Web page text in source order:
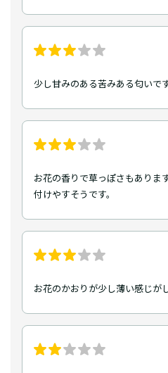
少し甘みのある苦みある匂いです
お花の香りで草っぽさもありま
付けやすそうです。
お花のかおりが少し薄い感じ